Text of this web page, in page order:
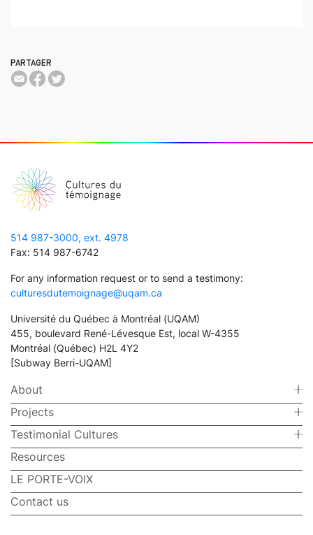
PARTAGER
514 987-3000, ext. 4978
Fax: 514 987-6742
For any information request or to send a testimony:
culturesdutemoignage@uqam.ca
Université du Québec à Montréal (UQAM)
455, boulevard René-Lévesque Est, local W-4355
Montréal (Québec) H2L 4Y2
[Subway Berri-UQAM]
About
Projects
Testimonial Cultures
Resources
LE PORTE-VOIX
Contact us